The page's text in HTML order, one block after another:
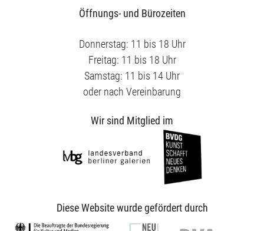
Öffnungs- und Bürozeiten
Donnerstag: 11 bis 18 Uhr
Freitag: 11 bis 18 Uhr
Samstag: 11 bis 14 Uhr
oder nach Vereinbarung
Wir sind Mitglied im
Diese Website wurde gefördert durch